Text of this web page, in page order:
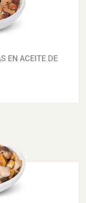
EN ACEITE DE